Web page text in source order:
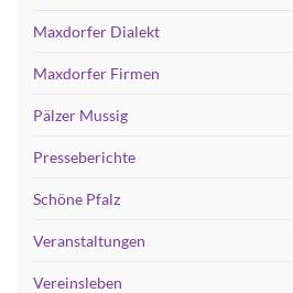
Maxdorfer Dialekt
Maxdorfer Firmen
Pälzer Mussig
Presseberichte
Schöne Pfalz
Veranstaltungen
Vereinsleben